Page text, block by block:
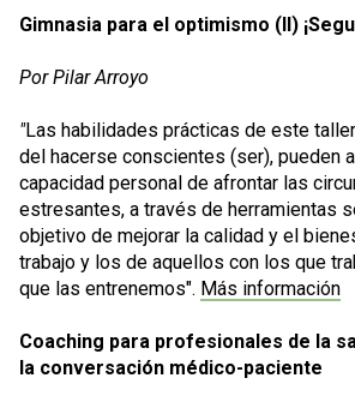
Gimnasia para el optimismo (II)
Por Pilar Arroyo
"Las habilidades prácticas de este
del hacerse conscientes (ser), pueden
capacidad personal de afrontar las
estresantes, a través de herramientas
objetivo de mejorar la calidad y el
trabajo y los de aquellos con los que
que las entrenemos". Más información
Coaching para profesionales de la
la conversación médico-paciente